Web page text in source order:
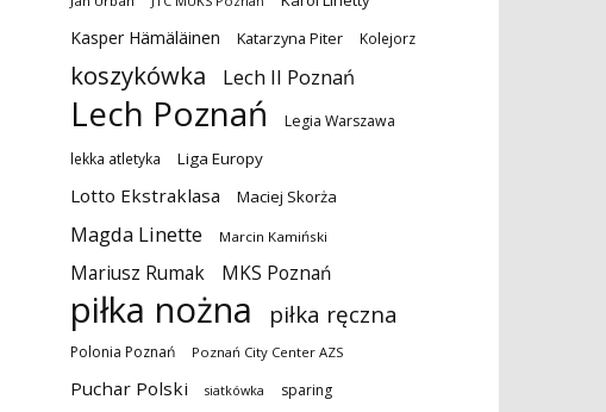
Kasper Hämäläinen Katarzyna Piter Kolejorz
koszykówka Lech II Poznań
Lech Poznań Legia Warszawa
lekka atletyka Liga Europy
Lotto Ekstraklasa Maciej Skorża
Magda Linette Marcin Kamiński
Mariusz Rumak MKS Poznań
piłka nożna piłka ręczna
Polonia Poznań Poznań City Center AZS
Puchar Polski siatkówka sparing